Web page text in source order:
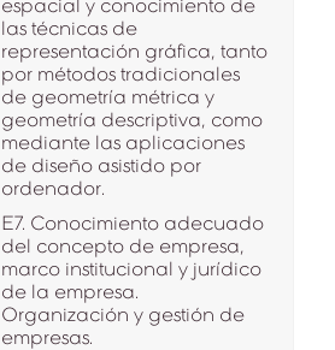
espacial y conocimiento de
las técnicas de
representación gráfica, tanto
por métodos tradicionales
de geometría métrica y
geometría descriptiva, como
mediante las aplicaciones
de diseño asistido por
ordenador.
E7. Conocimiento adecuado
del concepto de empresa,
marco institucional y jurídico
de la empresa.
Organización y gestión de
empresas.